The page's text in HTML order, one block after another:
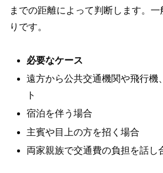
までの距離によって判断します。
りです。
必要なケース
遠方から公共交通機関や飛行機
ト
宿泊を伴う場合
主賓や目上の方を招く場合
両家親族で交通費の負担を話し